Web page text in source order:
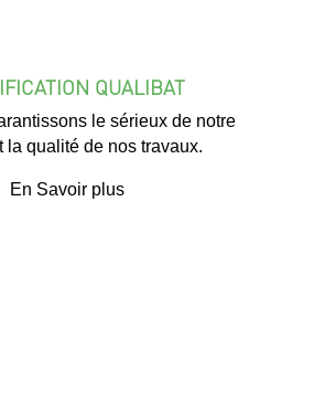
QUALIBAT
le sérieux de notre
la qualité de nos travaux.
En Savoir plus